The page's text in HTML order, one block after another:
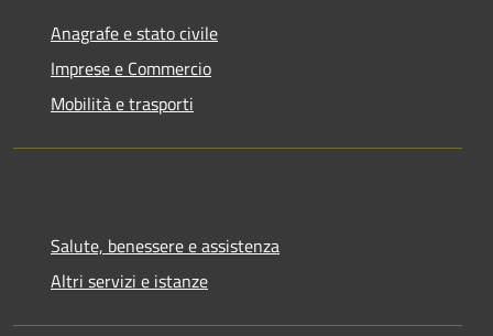
Anagrafe e stato civile
Imprese e Commercio
Mobilità e trasporti
Salute, benessere e assistenza
Altri servizi e istanze